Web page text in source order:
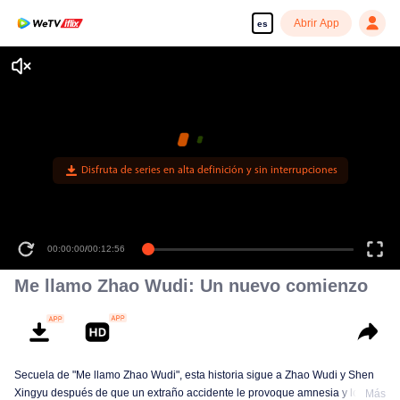
es Abrir App
Disfruta de series en alta definición y sin interrupciones
00:00:00/00:12:56
Me llamo Zhao Wudi: Un nuevo comienzo
Secuela de "Me llamo Zhao Wudi", esta historia sigue a Zhao Wudi y Shen
Xingyu después de que un extraño accidente le provoque amnesia y lo deje
Más